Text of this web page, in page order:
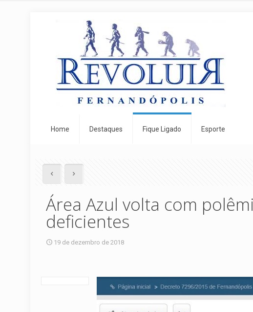
Home Destaques Fique Ligado Esporte
Área Azul volta com
deficientes
19 de dezembro de 2018